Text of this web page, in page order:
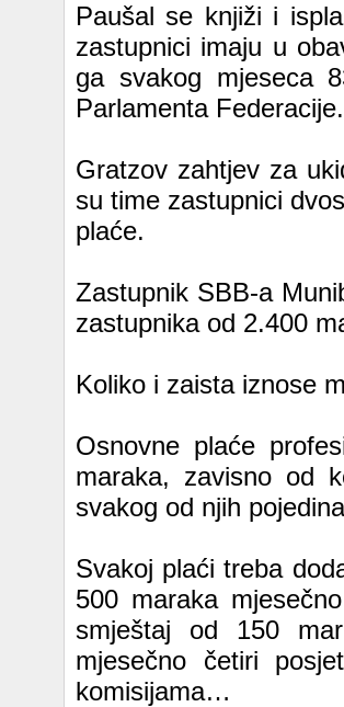
Paušal se knjiži i
zastupnici imaju u
ga svakog mjeseca
Parlamenta Federacije.
Gratzov zahtjev za
su time zastupnici
plaće.
Zastupnik SBB-a
zastupnika od 2.400
Koliko i zaista iznose
Osnovne plaće
maraka, zavisno od
svakog od njih
Svakoj plaći treba
500 maraka
smještaj od 150
mjesečno četiri
komisijama…